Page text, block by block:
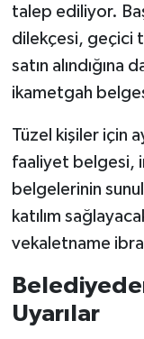
talep ediliyor.
dilekçesi, geçici
satın
ikametgah
Tüzel kişiler için
faaliyet belgesi,
belgelerinin
katılım
vekaletname
Uyarılar